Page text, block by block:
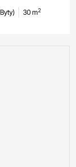
30 m2